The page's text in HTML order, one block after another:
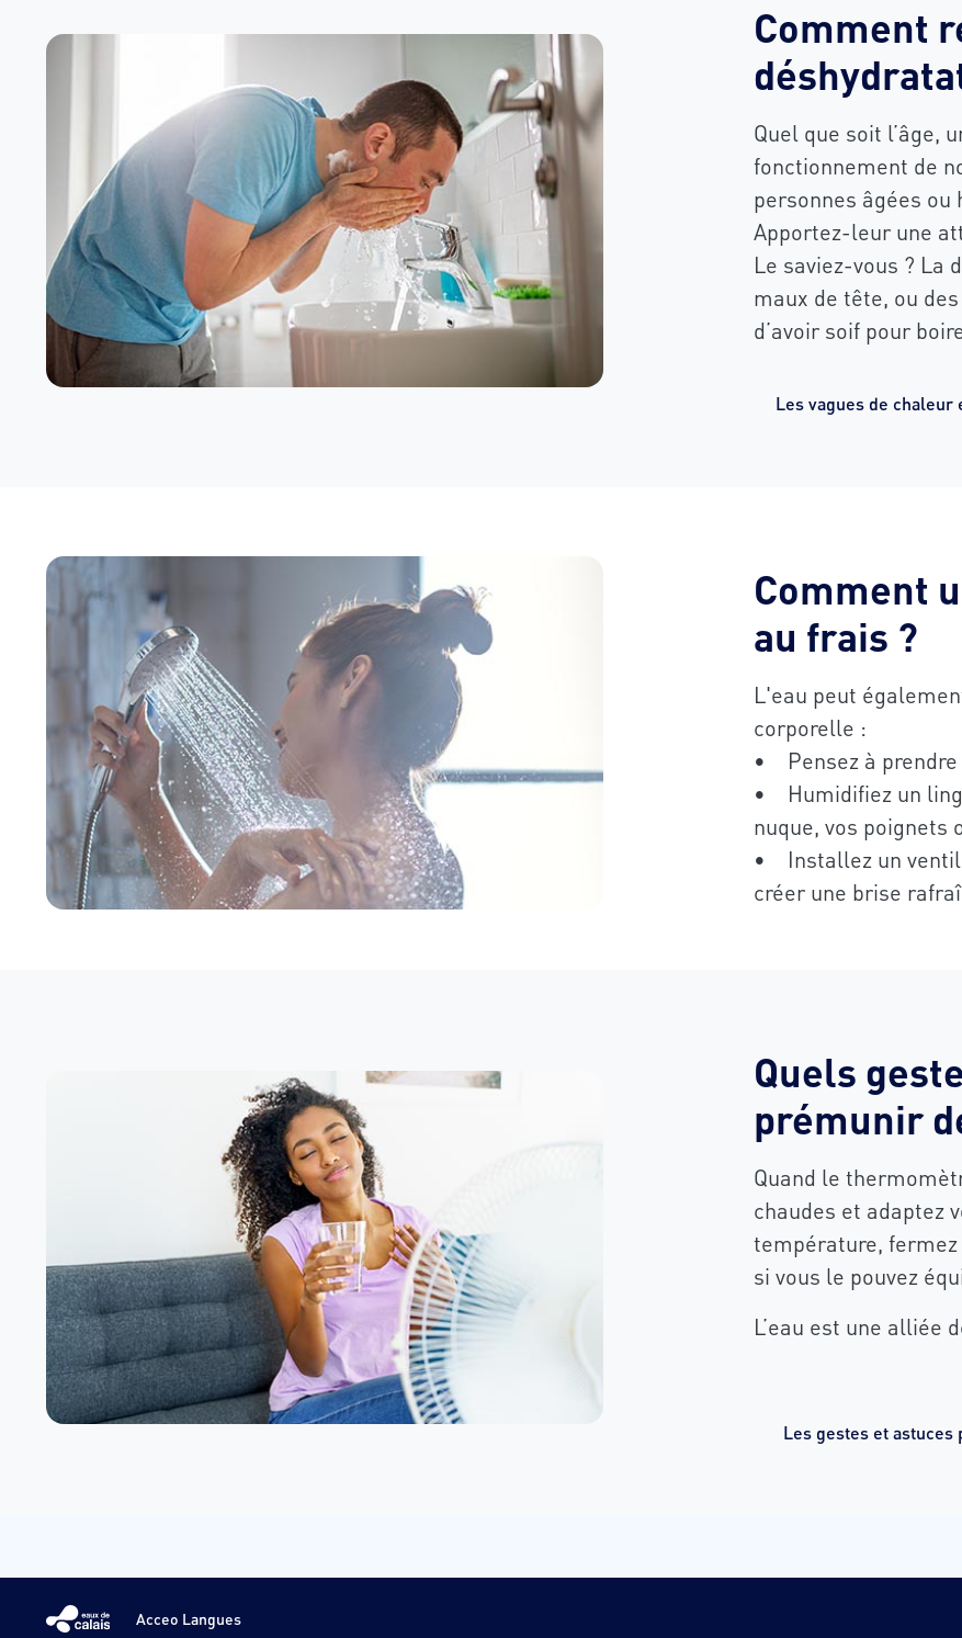
Comment
Quel que soit l’âge,
fonctionnement de
personnes âgées
Apportez-leur une
Le saviez-vous ? La
maux de tête, ou
d’avoir soif pour
Les vagues de
Comment
au frais ?
L'eau peut
corporelle :
• Pensez à prendre
• Humidifiez un
nuque, vos poignets
• Installez un
créer une brise
Quels
prémunir
Quand le
chaudes et adaptez
température,
si vous le pouvez
L’eau est une alliée
Les gestes et astuces
Acceo Langues